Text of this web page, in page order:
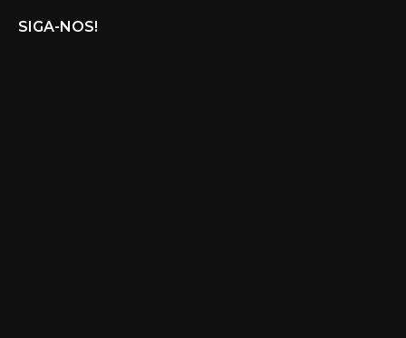
SIGA-NOS!